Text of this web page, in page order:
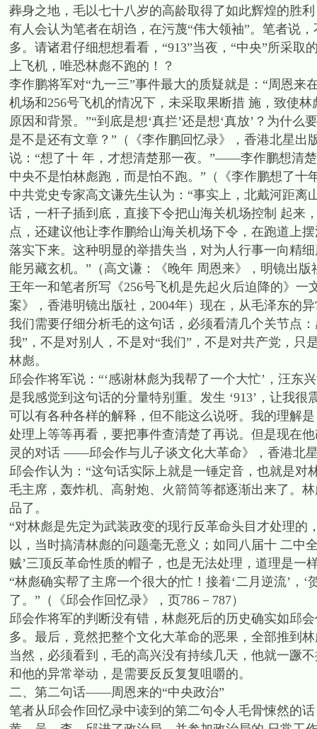
葬身之地，毛以七十八岁的高龄取得了如此辉煌的胜
有人会认为笔者在胡诌，在污蔑“伟大领袖”。笔者说
多。请诸君仔细想想看看，“913”当夜，“中央”所采
上飞机，唯恐林彪不跑的！？
李作鹏将军对“九一三”事件最大的质疑就是：“周恩
机场和256号飞机的情况下，未采取果断措 施，致使
原因和背景。”“到底是想‘真拦’还是想‘真放’？为什
是不是还有文章？”（《李作鹏回忆录》，香港北星出
说：“想了十 年，才想清楚那一夜。”——李作鹏想清
中央不是怕林彪跑，而是怕不跑。”（《李作鹏想了十
中共党史专家高文谦先生认为：“事实上，北戴河距
话，一杆子插到底，直接下令把山海关机场控制 起来
点，还建议他让李作鹏给山海关机场下令，在跑道上
落实下来。这种明显的举措失当，对为人行事一向精
能另藏玄机。”（高文谦：《晚年 周恩来》，明镜出版
王年一和笔者所写《256号飞机是先起火后迫降的》
案》，香港明镜出版社，2004年）现在，从毛泽东的
我们需要仔细分析毛的这句话，必须看清几个关节点
我”，不是对别人，不是对“我们”，不是对共产党，
林彪。
邱会作将军说：“‘感谢林彪为我帮了一个大忙’，汪东
是我感觉到这句话的分量特别重。发生 ‘913’，让我
可以有各种各样的解释，但不能这么说呀。我的理解
处理上等等再看，要把事件查清楚了再说。但是现在
灵的对话 ——邱会作与儿子谈文化大革命》，香港北
邱会作认为：“这句话实际上就是一锤定音，也就是
毛主席，轰炸机、高射炮、火箭筒等都逐渐出来了。
品了。
“对林彪是先定为武装政变的现行反革命头目才处理
以，当时搞清林彪的问题毫无意义；如同八届十 二中
贼’三顶反革命性质的帽子，也是无法处理，道理是一
“林彪确实帮了主席一个很大的忙！接着‘二月逆流’，
了。”（《邱会作回忆录》，页786－787）
邱会作将军的判断没有错，林彪死后的历史确实如邱
多。最后，竟然把整个文化大革命的恶果，全部推到
当然，必须看到，毛的高兴没有持续几天，他就一蹶
和他的异常举动，是需要反反复复咀嚼的。
二、第二句话——周恩来的“中央政治”
笔者从邱会作回忆录中读到的第二句令人毛骨悚然的